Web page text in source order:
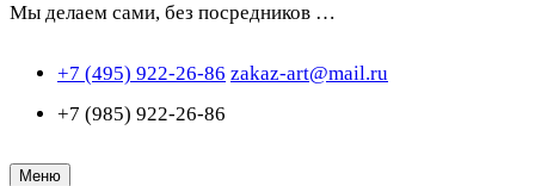
Мы делаем сами, без посредников …
+7 (495) 922-26-86 zakaz-art@mail.ru
+7 (985) 922-26-86
Меню